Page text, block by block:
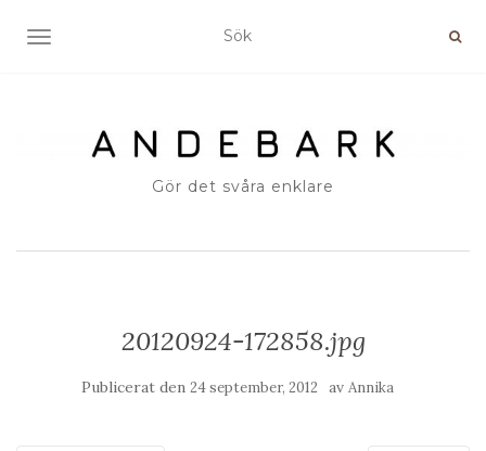
SLÅ PÅ/AV NAVIGERING
Gör det svåra enklare
20120924-172858.jpg
Publicerat den 24 september, 2012 av Annika